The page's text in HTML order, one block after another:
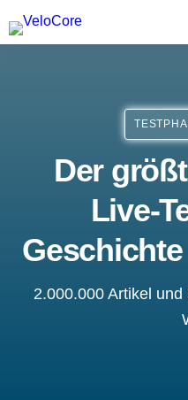
Agenturen &
Der
Live-
2.000.000 Artikel